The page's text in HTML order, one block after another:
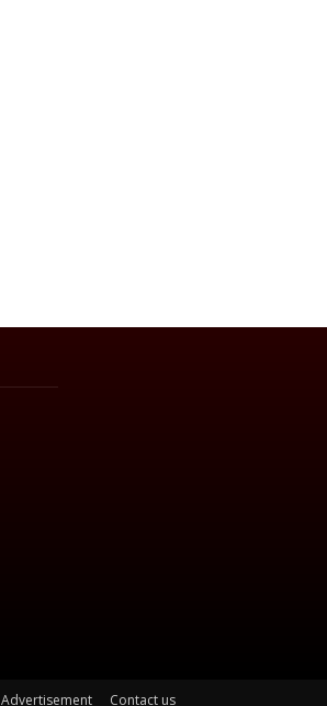
Advertisement Contact us